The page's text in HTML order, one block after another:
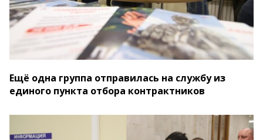
Ещё одна группа отправилась на службу из
единого пункта отбора контрактников